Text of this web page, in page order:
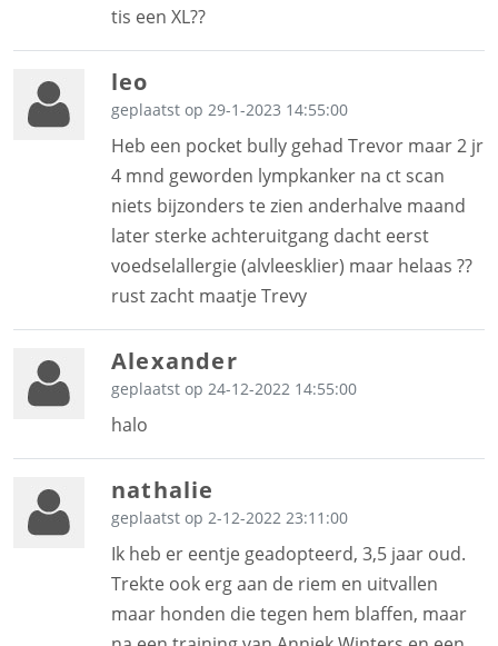
tis een XL??
leo
geplaatst op 29-1-2023 14:55:00
Heb een pocket bully gehad Trevor maar 2 jr
4 mnd geworden lympkanker na ct scan
niets bijzonders te zien anderhalve maand
later sterke achteruitgang dacht eerst
voedselallergie (alvleesklier) maar helaas ??
rust zacht maatje Trevy
Alexander
geplaatst op 24-12-2022 14:55:00
halo
nathalie
geplaatst op 2-12-2022 23:11:00
Ik heb er eentje geadopteerd, 3,5 jaar oud.
Trekte ook erg aan de riem en uitvallen
maar honden die tegen hem blaffen, maar